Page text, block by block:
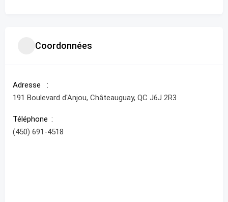
Coordonnées
Adresse
191 Boulevard d'Anjou, Châteauguay, QC J6J 2R3
Téléphone
(450) 691-4518